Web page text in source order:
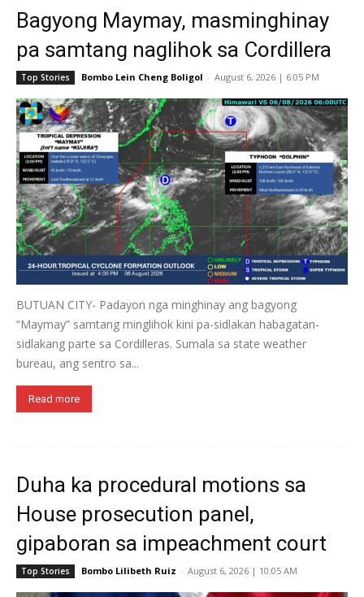
Bagyong Maymay, masminghinay
pa samtang naglihok sa Cordillera
Top Stories Bombo Lein Cheng Boligol - August 6, 2026 | 6:05 PM
BUTUAN CITY- Padayon nga minghinay ang bagyong
“Maymay” samtang minglihok kini pa-sidlakan habagatan-
sidlakang parte sa Cordilleras. Sumala sa state weather
bureau, ang sentro sa...
Read more
Duha ka procedural motions sa
House prosecution panel,
gipaboran sa impeachment court
Top Stories Bombo Lilibeth Ruiz - August 6, 2026 | 10:05 AM